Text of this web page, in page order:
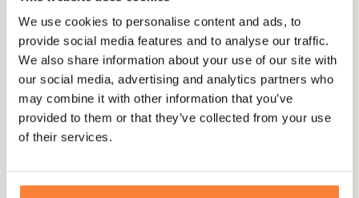
We use cookies to personalise content and ads, to
provide social media features and to analyse our traffic.
We also share information about your use of our site with
our social media, advertising and analytics partners who
may combine it with other information that you’ve
provided to them or that they’ve collected from your use
of their services.
Coloris Bleu, Rose
Doublure Coton
Genre Enfant
Matière Polyamide